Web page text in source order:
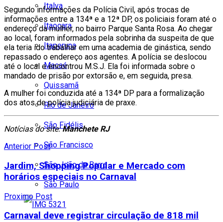
Italva
Itaocara
Itaperuna
Macaé
Quissamã
Rio de Janeiro
São Fidélis
São Francisco
São João da Barra
São Paulo
Segundo informações da Polícia Civil, após trocas de
informações entre a 134ª e a 12ª DP, os policiais foram até o
endereço da mulher, no bairro Parque Santa Rosa. Ao chegar
ao local, foram informados pela sobrinha da suspeita de que
ela teria ido trabalhar em uma academia de ginástica, sendo
repassado o endereço aos agentes. A polícia se deslocou
até o local e encontrou M.S.J. Ela foi informada sobre o
mandado de prisão por extorsão e, em seguida, presa.
A mulher foi conduzida até a 134ª DP para a formalização
dos atos de polícia judiciária de praxe.
Notícias do site:Manchete RJ
Anterior Post
Jardim, Shopping Popular e Mercado com
horários especiais no Carnaval
Proximo Post
Carnaval deve registrar circulação de 818 mil